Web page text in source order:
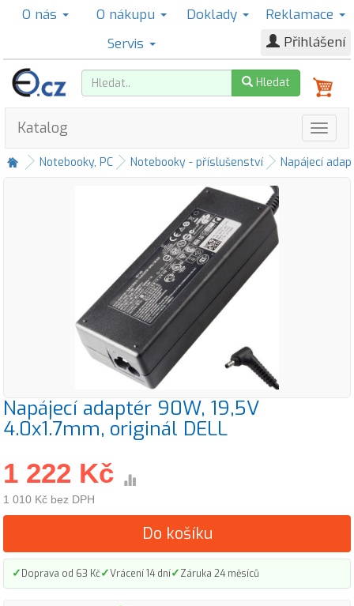
O nás O nákupu Doklady
Reklamace
Servis
Přihlášení
Hledat
Katalog
Notebooky, PC Notebooky - příslušenství Napájecí
Napájecí adaptér 90W, 19,5V
4.0x1.7mm, originál DELL
1 222 Kč
1 010 Kč bez DPH
Do košíku
✓Doprava od 63 Kč✓Vrácení 14 dní✓Záruka 24 měsíců